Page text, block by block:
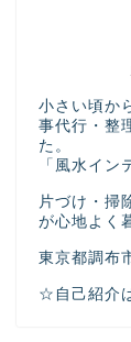
小さい頃か
事代行・整
た。
「風水イ
片づけ・掃
が心地よく
東京都調布
☆自己紹介